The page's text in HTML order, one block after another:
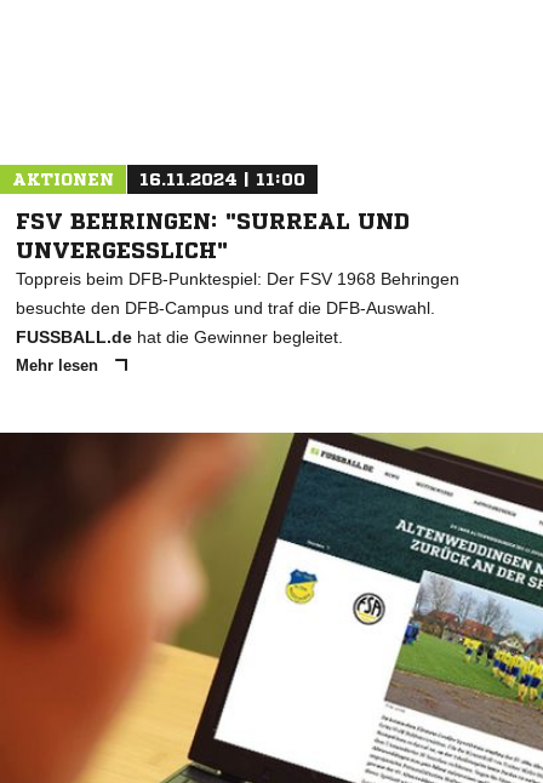
AKTIONEN 16.11.2024 | 11:00
FSV BEHRINGEN: "SURREAL UND
UNVERGESSLICH"
Toppreis beim DFB-Punktespiel: Der FSV 1968 Behringen
besuchte den DFB-Campus und traf die DFB-Auswahl.
FUSSBALL.de hat die Gewinner begleitet.
Mehr lesen